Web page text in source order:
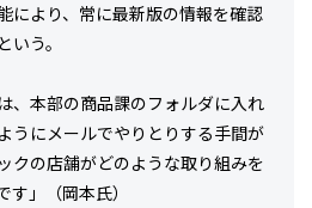
により、常に最新版の情報を確認
う。
、本部の商品課のフォルダに入れ
うにメールでやりとりする手間が
クの店舗がどのような取り組みを
」（岡本氏）